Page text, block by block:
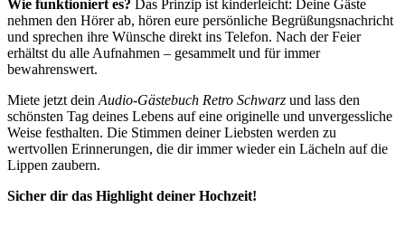
Wie funktioniert es? Das Prinzip ist kinderleicht: Deine Gäste
nehmen den Hörer ab, hören eure persönliche Begrüßungsnachricht
und sprechen ihre Wünsche direkt ins Telefon. Nach der Feier
erhältst du alle Aufnahmen – gesammelt und für immer
bewahrenswert.
Miete jetzt deinAudio-Gästebuch Retro Schwarz und lass den
schönsten Tag deines Lebens auf eine originelle und unvergessliche
Weise festhalten. Die Stimmen deiner Liebsten werden zu
wertvollen Erinnerungen, die dir immer wieder ein Lächeln auf die
Lippen zaubern.
Sicher dir das Highlight deiner Hochzeit!